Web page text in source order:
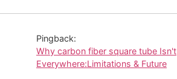
Pingback:
Why carbon fiber square tube Isn't
Everywhere:Limitations & Future